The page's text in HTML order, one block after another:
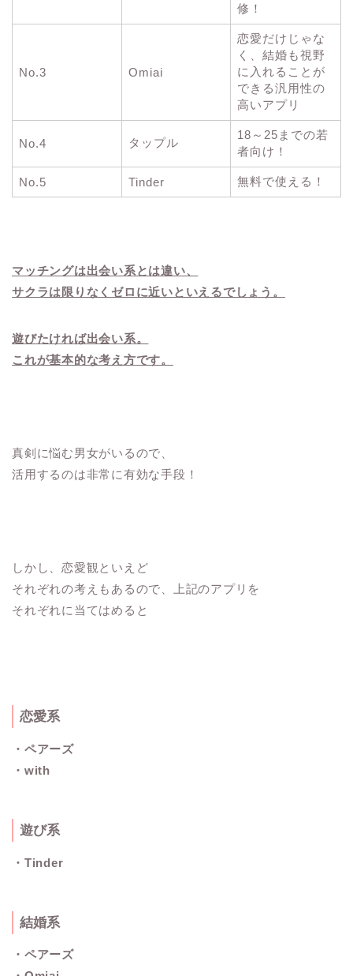
修！
No.3 Omiai
恋愛だけじゃな
く、結婚も視野
に入れることが
できる汎用性の
高いアプリ
No.4 タップル
18～25までの若
者向け！
No.5 Tinder 無料で使える！
マッチングは出会い系とは違い、
サクラは限りなくゼロに近いといえるでしょう。
遊びたければ出会い系。
これが基本的な考え方です。
真剣に悩む男女がいるので、
活用するのは非常に有効な手段！
しかし、恋愛観といえど
それぞれの考えもあるので、上記のアプリを
それぞれに当てはめると
恋愛系
・ペアーズ
・with
遊び系
・Tinder
結婚系
・ペアーズ